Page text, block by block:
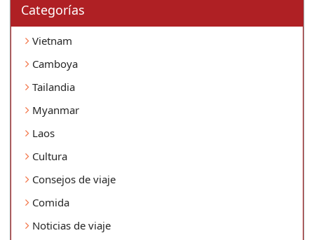
Categorí­as
Vietnam
Camboya
Tailandia
Myanmar
Laos
Cultura
Consejos de viaje
Comida
Noticias de viaje